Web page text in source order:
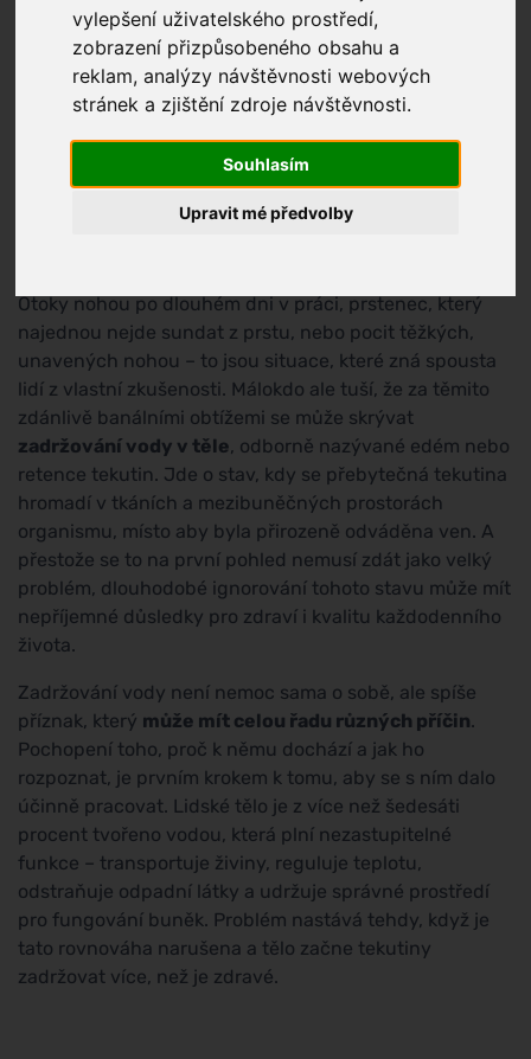
vylepšení uživatelského prostředí,
zobrazení přizpůsobeného obsahu a
reklam, analýzy návštěvnosti webových
stránek a zjištění zdroje návštěvnosti.
Souhlasím
Upravit mé předvolby
Otoky nohou po dlouhém dni v práci, prstenec, který
najednou nejde sundat z prstu, nebo pocit těžkých,
unavených nohou – to jsou situace, které zná spousta
lidí z vlastní zkušenosti. Málokdo ale tuší, že za těmito
zdánlivě banálními obtížemi se může skrývat
zadržování vody v těle, odborně nazývané edém nebo
retence tekutin. Jde o stav, kdy se přebytečná tekutina
hromadí v tkáních a mezibuněčných prostorách
organismu, místo aby byla přirozeně odváděna ven. A
přestože se to na první pohled nemusí zdát jako velký
problém, dlouhodobé ignorování tohoto stavu může mít
nepříjemné důsledky pro zdraví i kvalitu každodenního
života.
Zadržování vody není nemoc sama o sobě, ale spíše
příznak, který může mít celou řadu různých příčin.
Pochopení toho, proč k němu dochází a jak ho
rozpoznat, je prvním krokem k tomu, aby se s ním dalo
účinně pracovat. Lidské tělo je z více než šedesáti
procent tvořeno vodou, která plní nezastupitelné
funkce – transportuje živiny, reguluje teplotu,
odstraňuje odpadní látky a udržuje správné prostředí
pro fungování buněk. Problém nastává tehdy, když je
tato rovnováha narušena a tělo začne tekutiny
zadržovat více, než je zdravé.